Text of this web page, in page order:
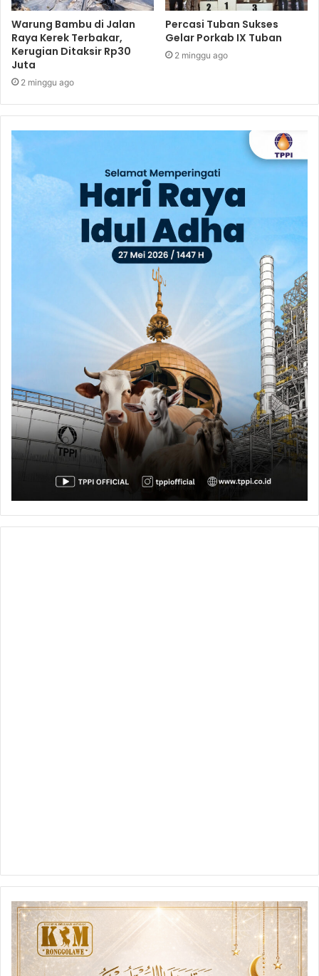
Warung Bambu di Jalan
Raya Kerek Terbakar,
Kerugian Ditaksir Rp30
Juta
2 minggu ago
Percasi Tuban Sukses
Gelar Porkab IX Tuban
2 minggu ago